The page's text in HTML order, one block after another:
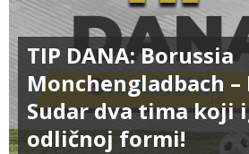
TIP DANA: Borussia
Monchengladbach –
Sudar dva tima koji
odličnoj formi!